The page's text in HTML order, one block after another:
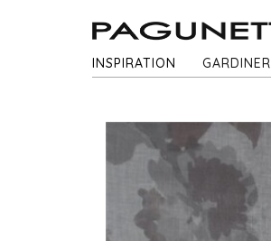
INSPIRATION GARDINER